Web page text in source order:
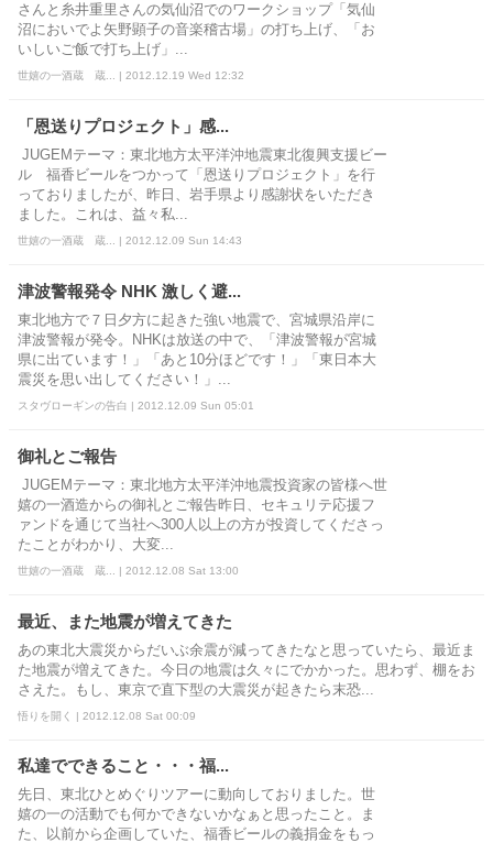
さんと糸井重里さんの気仙沼でのワークショップ「気仙
沼においでよ矢野顕子の音楽稽古場」の打ち上げ、「お
いしいご飯で打ち上げ」...
世嬉の一酒蔵 蔵... | 2012.12.19 Wed 12:32
「恩送りプロジェクト」感...
JUGEMテーマ：東北地方太平洋沖地震東北復興支援ビー
ル 福香ビールをつかって「恩送りプロジェクト」を行
っておりましたが、昨日、岩手県より感謝状をいただき
ました。これは、益々私...
世嬉の一酒蔵 蔵... | 2012.12.09 Sun 14:43
津波警報発令 NHK 激しく避...
東北地方で７日夕方に起きた強い地震で、宮城県沿岸に
津波警報が発令。NHKは放送の中で、「津波警報が宮城
県に出ています！」「あと10分ほどです！」「東日本大
震災を思い出してください！」...
スタヴローギンの告白 | 2012.12.09 Sun 05:01
御礼とご報告
JUGEMテーマ：東北地方太平洋沖地震投資家の皆様へ世
嬉の一酒造からの御礼とご報告昨日、セキュリテ応援フ
ァンドを通じて当社へ300人以上の方が投資してくださっ
たことがわかり、大変...
世嬉の一酒蔵 蔵... | 2012.12.08 Sat 13:00
最近、また地震が増えてきた
あの東北大震災からだいぶ余震が減ってきたなと思っていたら、最近ま
た地震が増えてきた。今日の地震は久々にでかかった。思わず、棚をお
さえた。もし、東京で直下型の大震災が起きたら末恐...
悟りを開く | 2012.12.08 Sat 00:09
私達でできること・・・福...
先日、東北ひとめぐりツアーに動向しておりました。世
嬉の一の活動でも何かできないかなぁと思ったこと。ま
た、以前から企画していた、福香ビールの義捐金をもっ